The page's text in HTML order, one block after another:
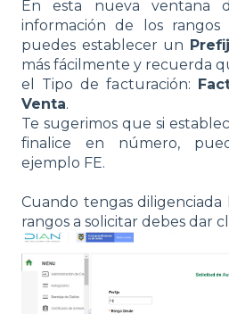
En esta nueva ventana
información de los rangos
puedes establecer un
más fácilmente y recuerda
el Tipo de facturación:
Venta.
Te sugerimos que si
finalice en número,
ejemplo FE.
Cuando tengas
rangos a solicitar debes dar